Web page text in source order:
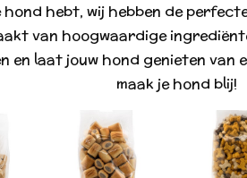
hebt, wij hebben de
van hoogwaardige
en laat jouw hond genieten
maak je hond blij!